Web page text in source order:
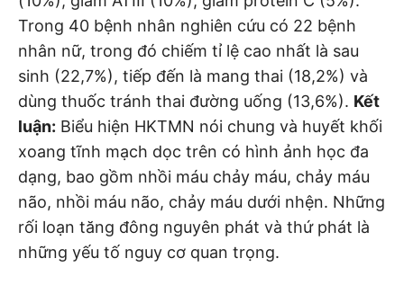
Trong 40 bệnh nhân nghiên cứu có 22 bệnh
nhân nữ, trong đó chiếm tỉ lệ cao nhất là sau
sinh (22,7%), tiếp đến là mang thai (18,2%) và
dùng thuốc tránh thai đường uống (13,6%). Kết
luận: Biểu hiện HKTMN nói chung và huyết khối
xoang tĩnh mạch dọc trên có hình ảnh học đa
dạng, bao gồm nhồi máu chảy máu, chảy máu
não, nhồi máu não, chảy máu dưới nhện. Những
rối loạn tăng đông nguyên phát và thứ phát là
những yếu tố nguy cơ quan trọng.